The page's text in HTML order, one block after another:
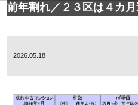
前年割れ／２３区は４カ
2026.05.18